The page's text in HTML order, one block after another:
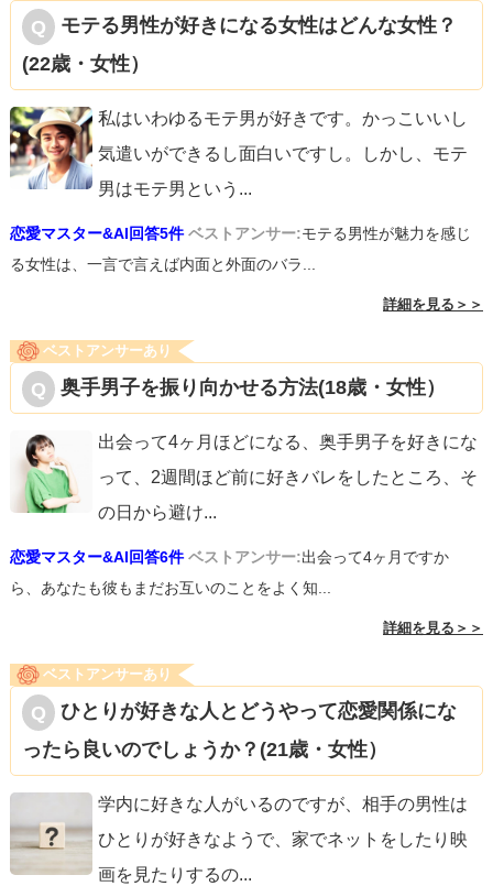
モテる男性が好きになる女性はどんな女性？
(22歳・女性）
私はいわゆるモテ男が好きです。かっこいいし
気遣いができるし面白いですし。しかし、モテ
男はモテ男という ...
恋愛マスター&AI回答5件 ベストアンサー:モテる男性が魅力を感じ
る女性は、一言で言えば内面と外面のバラ...
詳細を見る＞＞
ベストアンサーあり
奥手男子を振り向かせる方法(18歳・女性）
出会って4ヶ月ほどになる、奥手男子を好きにな
って、2週間ほど前に好きバレをしたところ、そ
の日から避け...
恋愛マスター&AI回答6件 ベストアンサー:出会って4ヶ月ですか
ら、あなたも彼もまだお互いのことをよく知...
詳細を見る＞＞
ベストアンサーあり
ひとりが好きな人とどうやって恋愛関係にな
ったら良いのでしょうか？(21歳・女性）
学内に好きな人がいるのですが、相手の男性は
ひとりが好きなようで、家でネットをしたり映
画を見たりするの...